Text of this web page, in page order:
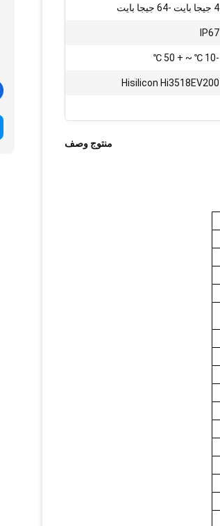
4 جيجا بايت -64 جيجا بايت
IP67
-10 ℃ ~ + 50 ℃
Hisilicon Hi3518EV200
منتوج وصف